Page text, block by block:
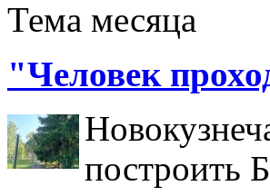
Тема месяца
"Человек
построить